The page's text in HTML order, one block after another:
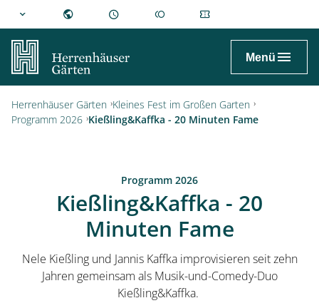
Menü
hannover.de
Herrenhäuser Gärten Kleines Fest im Großen Garten
Programm 2026 Kießling&Kaffka - 20 Minuten Fame
Programm 2026
Kießling&Kaffka - 20
Minuten Fame
Nele Kießling und Jannis Kaffka improvisieren seit zehn
Jahren gemeinsam als Musik-und-Comedy-Duo
Kießling&Kaffka.